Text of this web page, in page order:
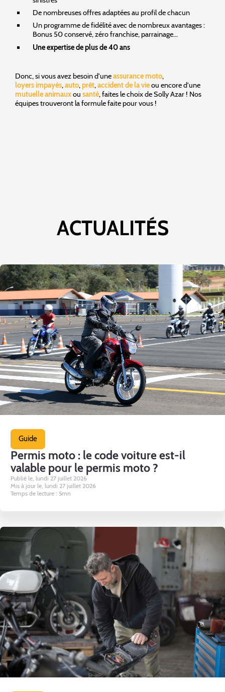
De nombreuses offres adaptées au profil de chacun
Un programme de fidélité avec de nombreux avantages :
Bonus 50 conservé, zéro franchise, parrainage...
Une expertise de plus de 40 ans
Donc, si vous avez besoin d'uneassurance moto,
loyers impayés,auto,prêt,accident de la vieou encore d'une
mutuelle animauxou santé, faites le choix de Solly Azar ! Nos
équipes trouveront la formule faite pour vous !
ACTUALITÉS
Guide
Permis moto : le code voiture est-il
valable pour le permis moto ?
Publié le, lundi 27 juillet 2026
Mis à jour le, lundi 27 juillet 2026
Temps de lecture : 5mn